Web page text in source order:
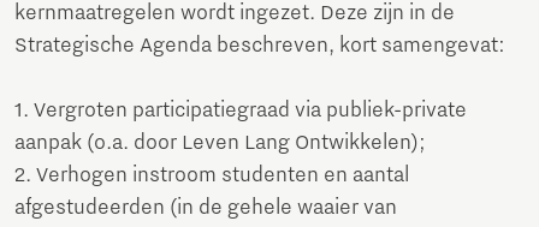
kernmaatregelen wordt ingezet. Deze zijn in de
Strategische Agenda beschreven, kort samengevat:
1. Vergroten participatiegraad via publiek-private
aanpak (o.a. door Leven Lang Ontwikkelen);
2. Verhogen instroom studenten en aantal
afgestudeerden (in de gehele waaier van